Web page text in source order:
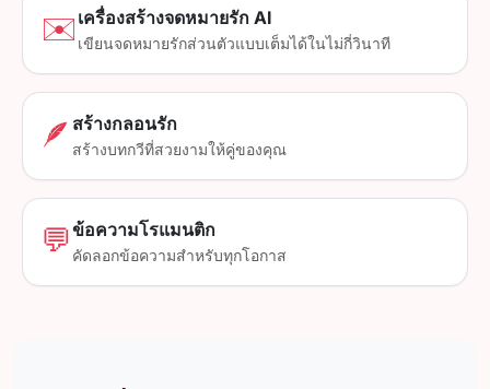
✉️ เครื่องสร้างจดหมายรัก AI
เขียนจดหมายรักส่วนตัวแบบเต็มได้ในไม่กี่วินาที
🪶 สร้างกลอนรัก
สร้างบทกวีที่สวยงามให้คู่ของคุณ
💬ข้อความโรแมนติก
คัดลอกข้อความสำหรับทุกโอกาส